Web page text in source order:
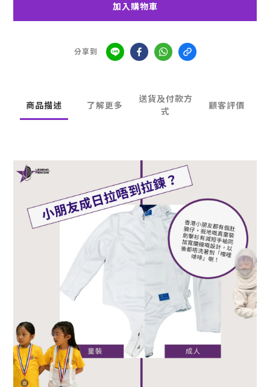
加入購物車
分享到
商品描述 了解更多
送貨及付款方
式
顧客評價